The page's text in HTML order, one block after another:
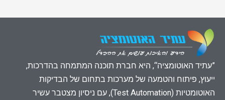
”עתיד האוטומציה“, היא חברת תוכנה המתמחה בהדרכות,
ייעוץ, פיתוח והטמעה של מערכות בתחום של הבדיקות
האוטומטיות (Test Automation), עם ניסיון מצטבר עשיר